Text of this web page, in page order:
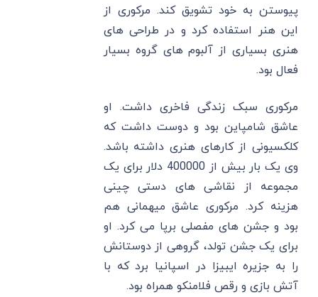
پیوستن به خود تشویق کند. مرکوری از
این هنر استفاده کرد و در طراحی های
هنری بسیاری از آلبوم های گروه بسیار
فعال بود.
مرکوری سبک زندگی فاخری داشت. او
عاشق شامپاین بود و دوست داشت که
کلکسیونی از کارهای هنری داشته باشد.
وی یک بار بیش از 400000 دلار برای یک
مجموعه از نقاشی های دستی چینی
هزینه کرد. مرکوری عاشق میهمانی هم
بود و جشن های مفصلی برپا می کرد. او
برای یک جشن تولد، گروهی از دوستانش
را به جزیره ایبیزا در اسپانیا برد که با
آتش بازی و رقص فلامنکو همراه بود.